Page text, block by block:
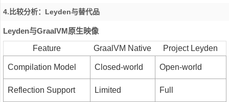
4.比较分析：Leyden与替代品
Leyden与GraalVM原生映像
Feature
GraalVM Native Project Leyden
Compilation Model Closed-world Open-world
Reflection Support Limited Full